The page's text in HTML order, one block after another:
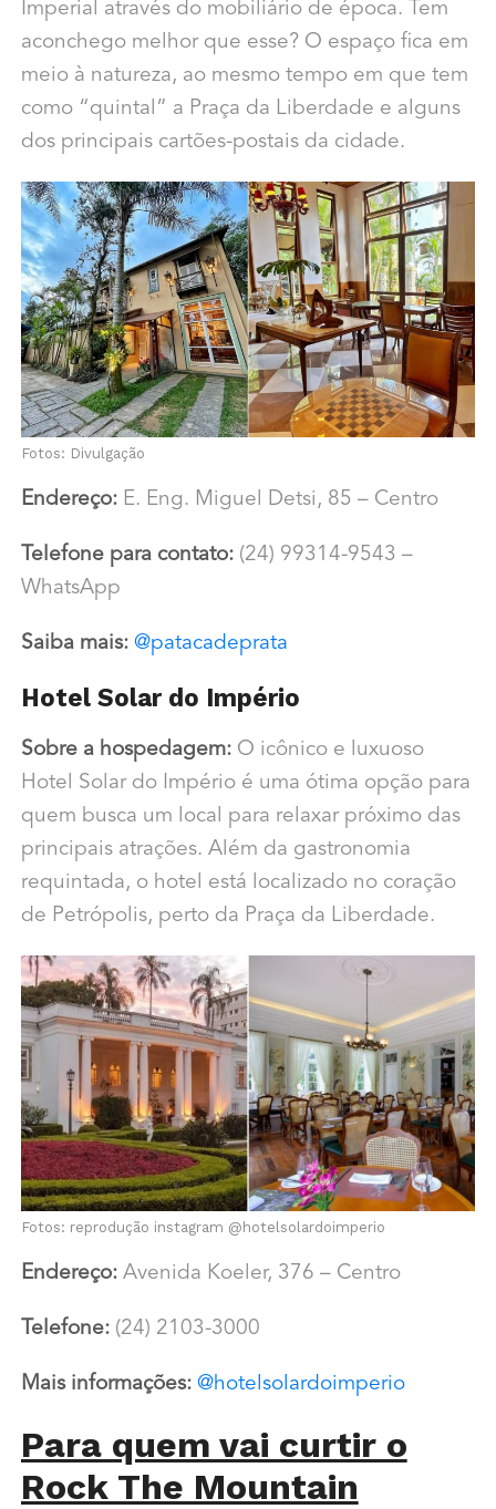
Imperial através do mobiliário de época. Tem
aconchego melhor que esse? O espaço fica em
meio à natureza, ao mesmo tempo em que tem
como “quintal” a Praça da Liberdade e alguns
dos principais cartões-postais da cidade.
Fotos: Divulgação
Endereço:E. Eng. Miguel Detsi, 85 – Centro
Telefone para contato:(24) 99314-9543 –
WhatsApp
Saiba mais: @patacadeprata
Hotel Solar do Império
Sobre a hospedagem:O icônico e luxuoso
Hotel Solar do Império é uma ótima opção para
quem busca um local para relaxar próximo das
principais atrações. Além da gastronomia
requintada, o hotel está localizado no coração
de Petrópolis, perto da Praça da Liberdade.
Fotos: reprodução instagram @hotelsolardoimperio
Endereço:Avenida Koeler, 376 – Centro
Telefone:(24) 2103-3000
Mais informações: @hotelsolardoimperio
Para quem vai curtir o
Rock The Mountain